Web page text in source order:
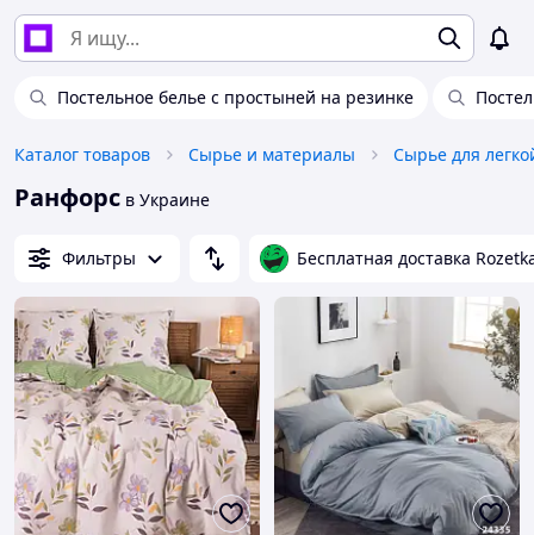
Постельное белье с простыней на резинке
Каталог товаров Сырье и материалы
Ранфорс в Украине
Фильтры Бесплатная доставка